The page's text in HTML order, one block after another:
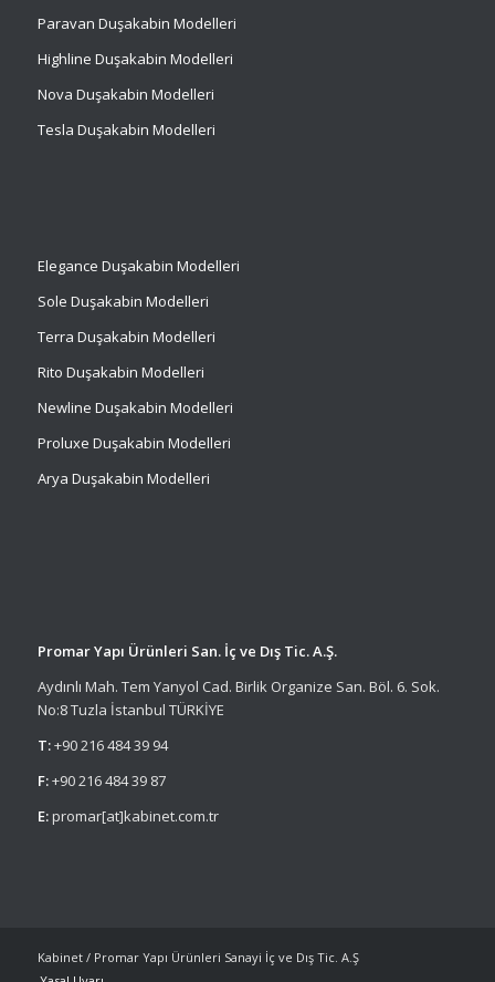
Paravan Duşakabin Modelleri
Highline Duşakabin Modelleri
Nova Duşakabin Modelleri
Tesla Duşakabin Modelleri
Elegance Duşakabin Modelleri
Sole Duşakabin Modelleri
Terra Duşakabin Modelleri
Rito Duşakabin Modelleri
Newline Duşakabin Modelleri
Proluxe Duşakabin Modelleri
Arya Duşakabin Modelleri
Promar Yapı Ürünleri San. İç ve Dış Tic. A.Ş.
Aydınlı Mah. Tem Yanyol Cad. Birlik Organize San. Böl. 6. Sok.
No:8 Tuzla İstanbul TÜRKİYE
T:+90 216 484 39 94
F:+90 216 484 39 87
E:promar[at]kabinet.com.tr
Kabinet / Promar Yapı Ürünleri Sanayi İç ve Dış Tic. A.Ş